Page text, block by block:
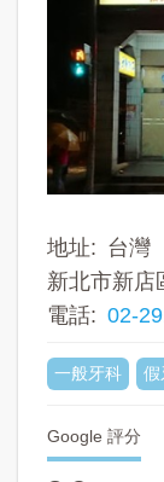
地址
台灣
新北市新店
電話
02-
一般牙科 假
Google 評分